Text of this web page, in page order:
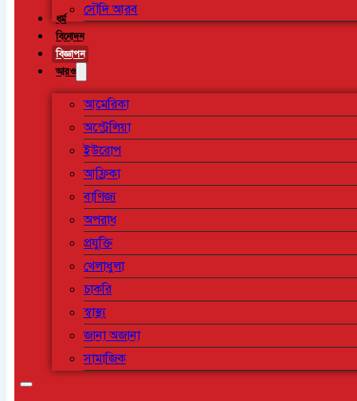
সৌদি আরব
ধর্ম
বিনোদন
বিজ্ঞাপন
আরও
আমেরিকা
অস্ট্রেলিয়া
ইউরোপ
আফ্রিকা
বাণিজ্য
অপরাধ
প্রযুক্তি
খেলাধুলা
চাকরি
স্বাস্থ্য
জানা অজানা
সামাজিক